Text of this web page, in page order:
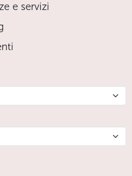
e servizi